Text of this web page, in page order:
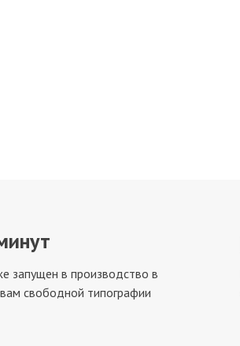
запущен в производство в
свободной типографии